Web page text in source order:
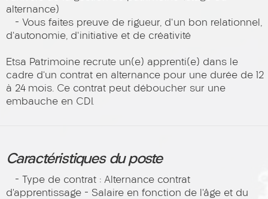
alternance)
- Vous faites preuve de rigueur, d'un bon relationnel,
d'autonomie, d'initiative et de créativité
Etsa Patrimoine recrute un(e) apprenti(e) dans le
cadre d’un contrat en alternance pour une durée de 12
à 24 mois. Ce contrat peut déboucher sur une
embauche en CDI.
Caractéristiques du poste
- Type de contrat : Alternance contrat
d’apprentissage – Salaire en fonction de l’âge et du